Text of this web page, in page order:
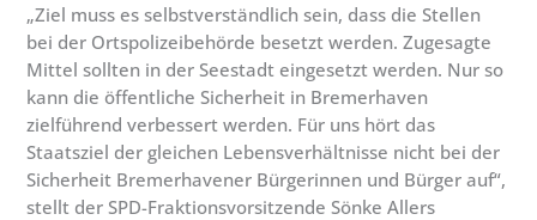
„Ziel muss es selbstverständlich sein, dass die Stellen
bei der Ortspolizeibehörde besetzt werden. Zugesagte
Mittel sollten in der Seestadt eingesetzt werden. Nur so
kann die öffentliche Sicherheit in Bremerhaven
zielführend verbessert werden. Für uns hört das
Staatsziel der gleichen Lebensverhältnisse nicht bei der
Sicherheit Bremerhavener Bürgerinnen und Bürger auf“,
stellt der SPD-Fraktionsvorsitzende Sönke Allers